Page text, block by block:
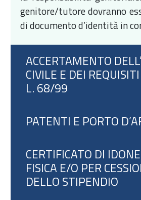
genitore/tutore dovranno
di documento d’identità in
ACCERTAMENTO
CIVILE E DEI
L. 68/99
PATENTI E PORTO
CERTIFICATO DI
FISICA E/O PER
DELLO STIPENDIO